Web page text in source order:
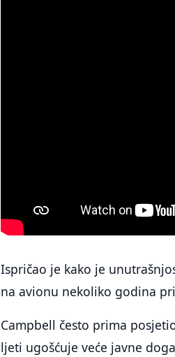
Ispričao je kako je
na avionu nekoliko godina
Campbell često prima
ljeti ugošćuje veće javne